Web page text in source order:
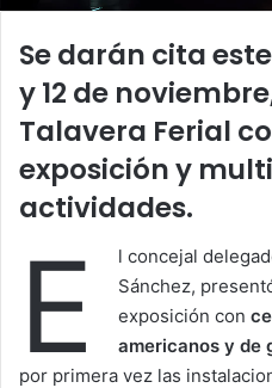
Se darán cita
y 12 de
Talavera Ferial
exposición y
actividades.
E
l concejal
Sánchez,
exposición con
americanos y de
por primera vez las